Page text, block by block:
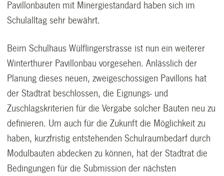
Pavillonbauten mit Minergiestandard haben sich im
Schulalltag sehr bewährt.
Beim Schulhaus Wülflingerstrasse ist nun ein weiterer
Winterthurer Pavillonbau vorgesehen. Anlässlich der
Planung dieses neuen, zweigeschossigen Pavillons hat
der Stadtrat beschlossen, die Eignungs- und
Zuschlagskriterien für die Vergabe solcher Bauten neu zu
definieren. Um auch für die Zukunft die Möglichkeit zu
haben, kurzfristig entstehenden Schulraumbedarf durch
Modulbauten abdecken zu können, hat der Stadtrat die
Bedingungen für die Submission der nächsten